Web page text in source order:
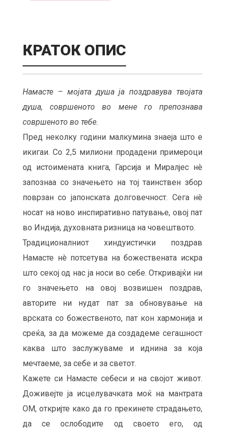
КРАТОК ОПИС
Намасте – мојата душа ја поздравува твојата
душа, совршеното во мене го препознава
совршеното во тебе.
Пред неколку години малкумина знаеја што е
икигаи. Со 2,5 милиони продадени примероци
од истоимената книга, Гарсија и Миралјес нè
запознаа со значењето на тој таинствен збор
поврзан со јапонската долговечност. Сега нè
носат на ново инспиративно патување, овој пат
во Индија, духовната ризница на човештвото.
Традиционалниот хиндуистички поздрав
Намасте нè потсетува на божествената искра
што секој од нас ја носи во себе. Откривајќи ни
го значењето на овој возвишен поздрав,
авторите ни нудат пат за обновување на
врската со божественото, пат кон хармонија и
среќа, за да можеме да создадеме сегашност
каква што заслужуваме и иднина за која
мечтаеме, за себе и за светот.
Кажете си Намасте себеси и на својот живот.
Доживејте ја исцелувачката моќ на мантрата
ОМ, откријте како да го прекинете страдањето,
да се ослободите од своето его, од